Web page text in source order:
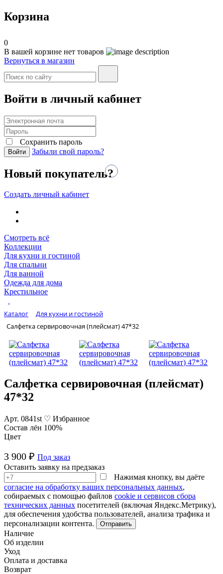
Корзина
0
В вашей корзине нет товаров
Вернуться в магазин
Войти в личный кабинет
Сохранить пароль
Войти Забыли свой пароль?
Новый покупатель?
Создать личный кабинет
Смотреть всё
Коллекции
Для кухни и гостиной
Для спальни
Для ванной
Одежда для дома
Крестильное
Каталог
Для кухни и гостиной
Салфетка сервировочная (плейсмат) 47*32
Салфетка сервировочная (плейсмат)
47*32
Арт. 0841st ♡ Избранное
Состав лён 100%
Цвет
3 900 ₽ Под заказ
Оставить заявку на предзаказ
Нажимая кнопку, вы даёте
согласие на обработку ваших персональных данных,
собираемых с помощью файлов cookie и сервисов сбора
технических данных посетителей (включая Яндекс.Метрику),
для обеспечения удобства пользователей, анализа трафика и
персонализации контента.
Наличие
Об изделии
Уход
Оплата и доставка
Возврат